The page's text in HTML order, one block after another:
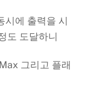
에 출력을 시
도 도달하니
그리고 플래